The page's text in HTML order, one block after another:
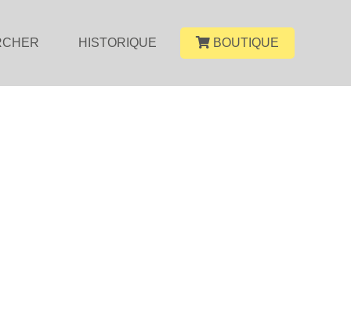
HISTORIQUE BOUTIQUE